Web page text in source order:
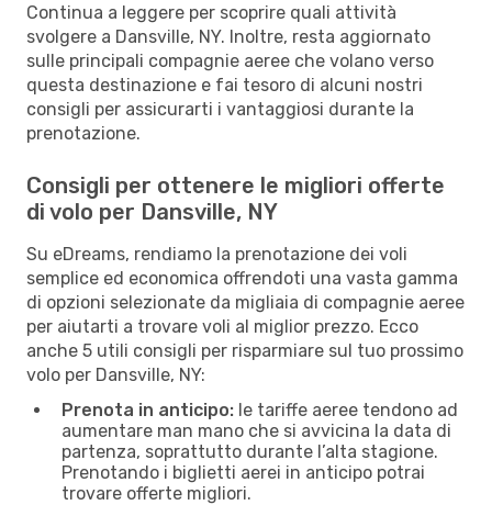
Continua a leggere per scoprire quali attività
svolgere a Dansville, NY. Inoltre, resta aggiornato
sulle principali compagnie aeree che volano verso
questa destinazione e fai tesoro di alcuni nostri
consigli per assicurarti i vantaggiosi durante la
prenotazione.
Consigli per ottenere le migliori offerte
di volo per Dansville, NY
Su eDreams, rendiamo la prenotazione dei voli
semplice ed economica offrendoti una vasta gamma
di opzioni selezionate da migliaia di compagnie aeree
per aiutarti a trovare voli al miglior prezzo. Ecco
anche 5 utili consigli per risparmiare sul tuo prossimo
volo per Dansville, NY:
Prenota in anticipo: le tariffe aeree tendono ad
aumentare man mano che si avvicina la data di
partenza, soprattutto durante l’alta stagione.
Prenotando i biglietti aerei in anticipo potrai
trovare offerte migliori.